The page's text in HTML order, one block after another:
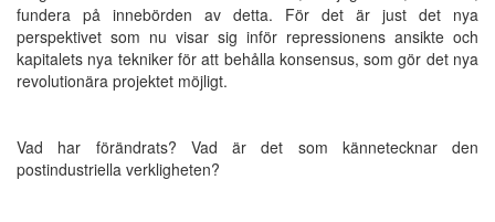
fundera på innebörden av detta. För det är just det nya
perspektivet som nu visar sig inför repressionens ansikte och
kapitalets nya tekniker för att behålla konsensus, som gör det nya
revolutionära projektet möjligt.
Vad har förändrats? Vad är det som kännetecknar den
postindustriella verkligheten?